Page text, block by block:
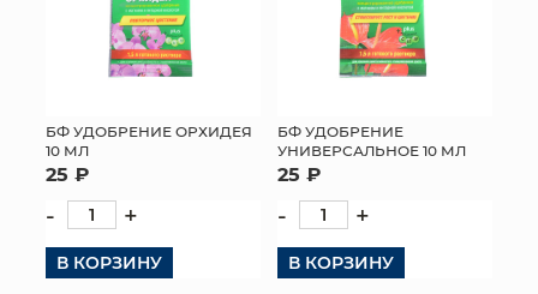
БФ УДОБРЕНИЕ ОРХИДЕЯ
10 МЛ
25 ₽
- +
В КОРЗИНУ
БФ УДОБРЕНИЕ
УНИВЕРСАЛЬНОЕ 10 МЛ
25 ₽
- +
В КОРЗИНУ